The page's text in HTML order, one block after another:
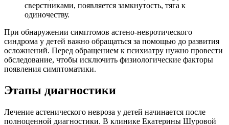
сверстниками, появляется замкнутость, тяга к
одиночеству.
При обнаружении симптомов астено-невротического
синдрома у детей важно обращаться за помощью до развития
осложнений. Перед обращением к психиатру нужно провести
обследование, чтобы исключить физиологические факторы
появления симптоматики.
Этапы диагностики
Лечение астенического невроза у детей начинается после
полноценной диагностики. В клинике Екатерины Шуровой